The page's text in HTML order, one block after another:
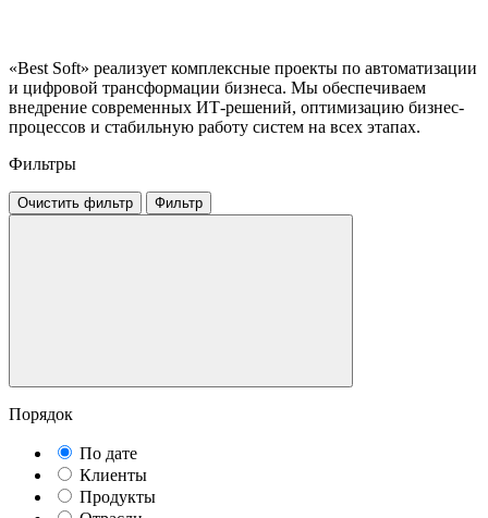
«Best Soft» реализует комплексные проекты по автоматизации
и цифровой трансформации бизнеса. Мы обеспечиваем
внедрение современных ИТ-решений, оптимизацию бизнес-
процессов и стабильную работу систем на всех этапах.
Фильтры
Очистить фильтр Фильтр
Порядок
По дате
Клиенты
Продукты